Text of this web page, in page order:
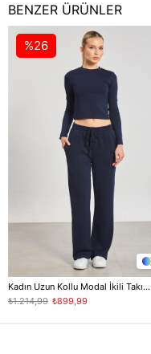
BENZER ÜRÜNLER
Kadın Uzun Kollu Modal İkili Takım - Lacivert
₺899,99
₺1.214,99
%26